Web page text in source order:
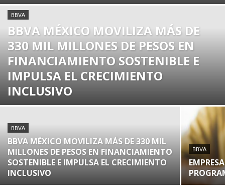
BBVA
BBVA MÉXICO MOVILIZA MÁS DE
330 MIL MILLONES DE PESOS EN
FINANCIAMIENTO SOSTENIBLE E
IMPULSA EL CRECIMIENTO
INCLUSIVO
BBVA
BBVA MÉXICO MOVILIZA MÁS DE 330 MIL
MILLONES DE PESOS EN FINANCIAMIENTO
SOSTENIBLE E IMPULSA EL CRECIMIENTO
INCLUSIVO
BBVA